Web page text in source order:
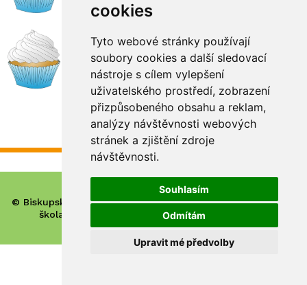
cookies
Tyto webové stránky používají
soubory cookies a další sledovací
nástroje s cílem vylepšení
uživatelského prostředí, zobrazení
přizpůsobeného obsahu a reklam,
analýzy návštěvnosti webových
stránek a zjištění zdroje
návštěvnosti.
Souhlasím
Odmítám
Upravit mé předvolby
Misijní štrúdlování 2025
© Biskupské gymnázium, církevní základní škola, mateřská
škola a základní umělecká škola Hradec Králové